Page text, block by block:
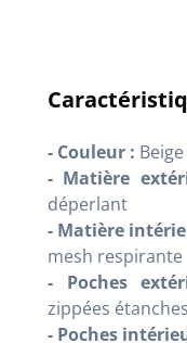
- Couleur : Beige
- Matière
déperlant
- Matière
mesh respirante
- Poches
zippées
- Poches